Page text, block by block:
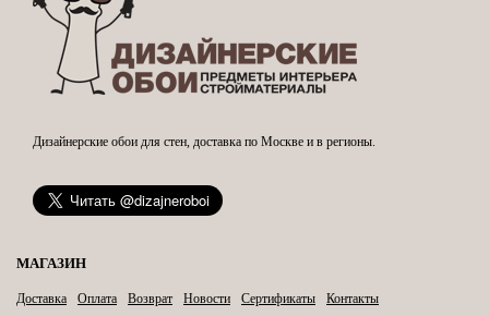
Дизайнерские обои для стен, доставка по Москве и в регионы.
МАГАЗИН
Доставка Оплата Возврат Новости Сертификаты Контакты